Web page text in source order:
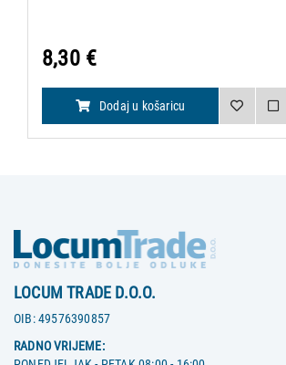
8,30 €
Dodaj u košaricu
LOCUM TRADE D.O.O.
OIB:49576390857
RADNO VRIJEME: